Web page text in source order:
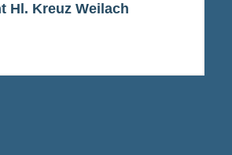
Hl. Kreuz Weilach